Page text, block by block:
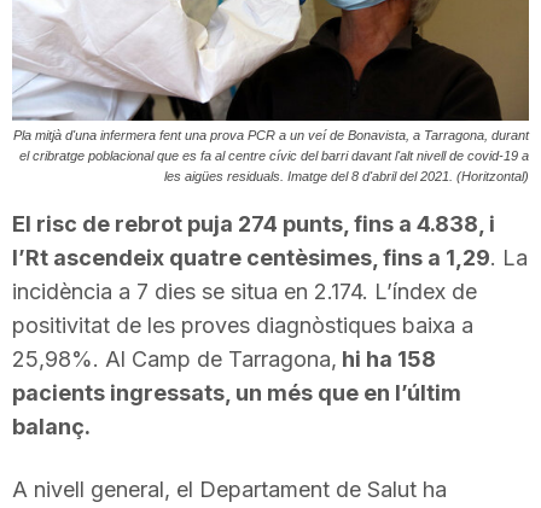
T
a
r
r
Pla mitjà d'una infermera fent una prova PCR a un veí de Bonavista, a Tarragona, durant
el cribratge poblacional que es fa al centre cívic del barri davant l'alt nivell de covid-19 a
les aigües residuals. Imatge del 8 d'abril del 2021. (Horitzontal)
El risc de rebrot puja 274 punts, fins a 4.838, i
l’Rt ascendeix quatre centèsimes, fins a 1,29. La
incidència a 7 dies se situa en 2.174. L’índex de
positivitat de les proves diagnòstiques baixa a
25,98%. Al Camp de Tarragona, hi ha 158
pacients ingressats, un més que en l’últim
balanç.
A nivell general, el Departament de Salut ha